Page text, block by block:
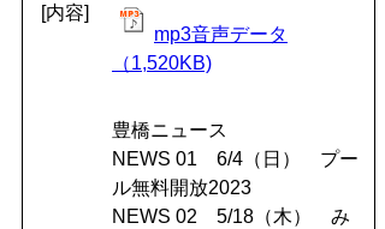
[内容]
mp3音声データ
（1,520KB)
豊橋ニュース
NEWS 01 6/4（日） プー
ル無料開放2023
NEWS 02 5/18（木） み